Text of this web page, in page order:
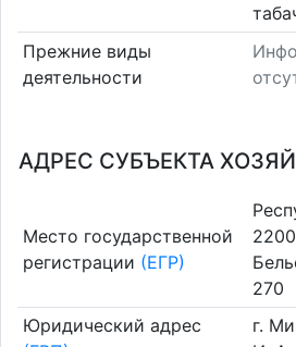
Прежние виды
деятельности
АДРЕС СУБЪЕКТА
Место государственной
регистрации (ЕГР)
270
Юридический адрес
г.